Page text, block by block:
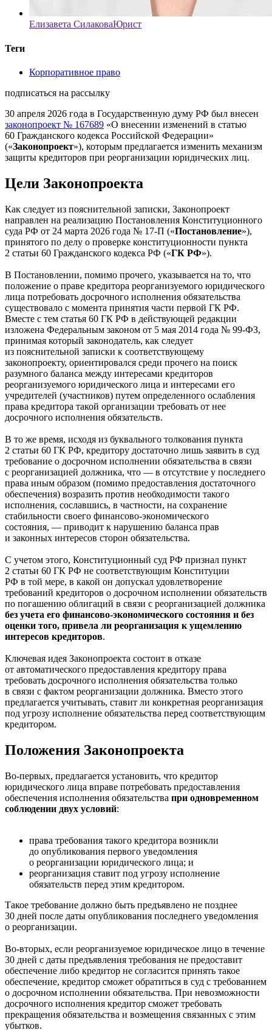
Елизавета СилаковаЮрист
Теги
Корпоративное право
подписаться на рассылку
30 апреля 2026 года в Государственную думу РФ был внесен
законопроект № 167689 «О внесении изменений в статью
60 Гражданского кодекса Российской Федерации»
(«Законопроект»), которым предлагается изменить механизм
защиты кредиторов при реорганизации юридических лиц.
Цели Законопроекта
Как следует из пояснительной записки, Законопроект
направлен на реализацию Постановления Конституционного
суда РФ от 24 марта 2026 года № 17-П («Постановление»),
принятого по делу о проверке конституционности пункта
2 статьи 60 Гражданского кодекса РФ («ГК РФ»).
В Постановлении, помимо прочего, указывается на то, что
положение о праве кредитора реорганизуемого юридического
лица потребовать досрочного исполнения обязательства
существовало с момента принятия части первой ГК РФ.
Вместе с тем статья 60 ГК РФ в действующей редакции
изложена Федеральным законом от 5 мая 2014 года № 99-ФЗ,
принимая который законодатель, как следует
из пояснительной записки к соответствующему
законопроекту, ориентировался среди прочего на поиск
разумного баланса между интересами кредиторов
реорганизуемого юридического лица и интересами его
учредителей (участников) путем определенного ослабления
права кредитора такой организации требовать от нее
досрочного исполнения обязательств.
В то же время, исходя из буквального толкования пункта
2 статьи 60 ГК РФ, кредитору достаточно лишь заявить в суд
требование о досрочном исполнении обязательства в связи
с реорганизацией должника, что — в отсутствие у последнего
права иным образом (помимо предоставления достаточного
обеспечения) возразить против необходимости такого
исполнения, сославшись, в частности, на сохранение
стабильности своего финансово-экономического
состояния, — приводит к нарушению баланса прав
и законных интересов сторон обязательства.
С учетом этого, Конституционный суд РФ признал пункт
2 статьи 60 ГК РФ не соответствующим Конституции
РФ в той мере, в какой он допускал удовлетворение
требований кредиторов о досрочном исполнении обязательств
по погашению облигаций в связи с реорганизацией должника
без учета его финансово-экономического состояния и без
оценки того, привела ли реорганизация к ущемлению
интересов кредиторов.
Ключевая идея Законопроекта состоит в отказе
от автоматического предоставления кредитору права
требовать досрочного исполнения обязательства только
в связи с фактом реорганизации должника. Вместо этого
предлагается учитывать, ставит ли конкретная реорганизация
под угрозу исполнение обязательства перед соответствующим
кредитором.
Положения Законопроекта
Во-первых, предлагается установить, что кредитор
юридического лица вправе потребовать предоставления
обеспечения исполнения обязательства при одновременном
соблюдении двух условий:
права требования такого кредитора возникли
до опубликования первого уведомления
о реорганизации юридического лица; и
реорганизация ставит под угрозу исполнение
обязательств перед этим кредитором.
Такое требование должно быть предъявлено не позднее
30 дней после даты опубликования последнего уведомления
о реорганизации.
Во-вторых, если реорганизуемое юридическое лицо в течение
30 дней с даты предъявления требования не предоставит
обеспечение либо кредитор не согласится принять такое
обеспечение, кредитор сможет обратиться в суд с требованием
о досрочном исполнении обязательства. При невозможности
досрочного исполнения кредитор сможет требовать
прекращения обязательства и возмещения связанных с этим
убытков.